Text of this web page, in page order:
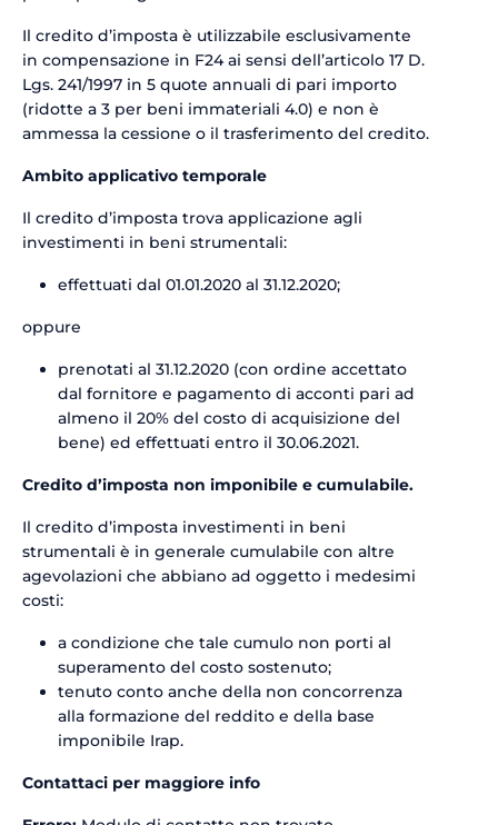
Il credito d’imposta è utilizzabile esclusivamente
in compensazione in F24 ai sensi dell’articolo 17 D.
Lgs. 241/1997 in 5 quote annuali di pari importo
(ridotte a 3 per beni immateriali 4.0) e non è
ammessa la cessione o il trasferimento del credito.
Ambito applicativo temporale
Il credito d’imposta trova applicazione agli
investimenti in beni strumentali:
effettuati dal 01.01.2020 al 31.12.2020;
oppure
prenotati al 31.12.2020 (con ordine accettato
dal fornitore e pagamento di acconti pari ad
almeno il 20% del costo di acquisizione del
bene) ed effettuati entro il 30.06.2021.
Credito d’imposta non imponibile e cumulabile.
Il credito d’imposta investimenti in beni
strumentali è in generale cumulabile con altre
agevolazioni che abbiano ad oggetto i medesimi
costi:
a condizione che tale cumulo non porti al
superamento del costo sostenuto;
tenuto conto anche della non concorrenza
alla formazione del reddito e della base
imponibile Irap.
Contattaci per maggiore info